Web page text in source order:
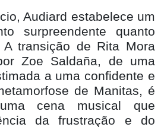
Audiard estabelece um
surpreendente quanto
A transição de Rita Mora
Zoe Saldaña, de uma
a uma confidente e
de Manitas, é
cena musical que
da frustração e do